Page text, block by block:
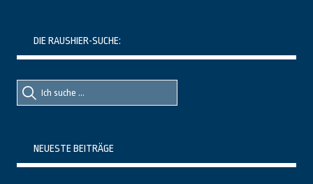
DIE RAUSHIER-SUCHE:
Suche
nach::
Suche
nach:
NEUESTE BEITRÄGE